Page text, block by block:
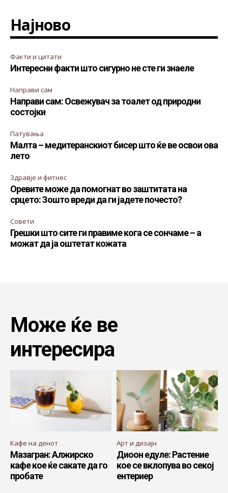
Најново
Факти и цитати
Интересни факти што сигурно не сте ги знаеле
Направи сам
Направи сам: Освежувач за тоалет од природни
состојки
Патувања
Малта – медитеранскиот бисер што ќе ве освои ова
лето
Здравје и фитнес
Оревите може да помогнат во заштитата на
срцето: Зошто вреди да ги јадете почесто?
Совети
Грешки што сите ги правиме кога се сончаме – а
можат да ја оштетат кожата
Може ќе ве
интересира
Кафе на денот
Мазагран: Алжирско
кафе кое ќе сакате да го
пробате
Арт и дизајн
Диоон едуле: Растение
кое се вклопува во секој
ентериер